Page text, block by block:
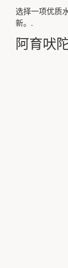
选择一项优质
新。.
阿育吠